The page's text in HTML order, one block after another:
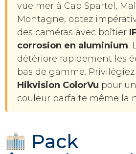
vue mer à Cap Spartel,
Montagne, optez
des caméras avec boîtier
corrosion en aluminium.
détériore rapidement les
bas de gamme.
Hikvision ColorVu pour
couleur parfaite même la
Pack